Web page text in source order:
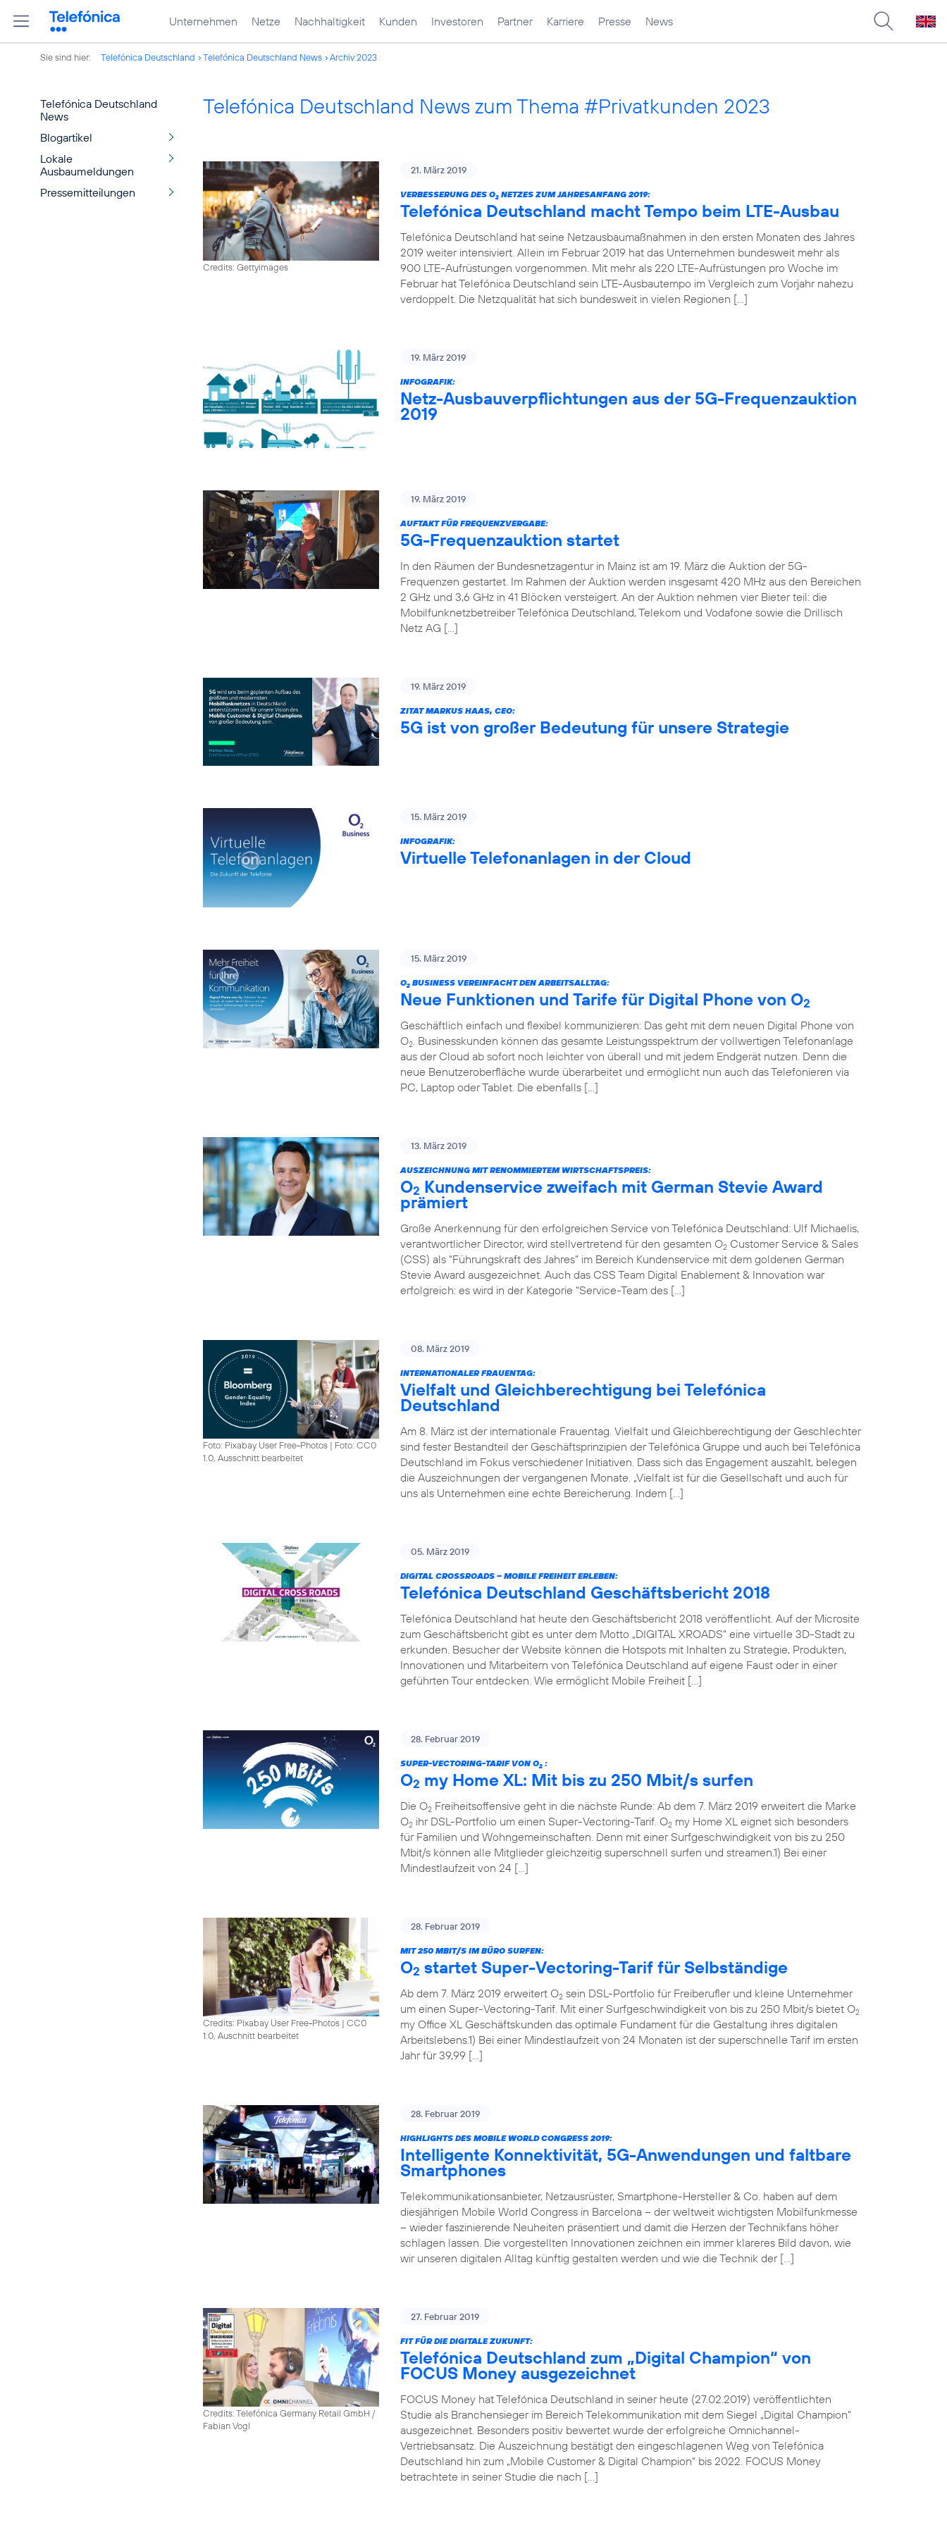
Unternehmen Netze Nachhaltigkeit Kunden Investoren Partner Karriere Presse News
Sie sind hier: Telefónica Deutschland Telefónica Deutschland News Archiv 2023
Telefónica Deutschland
News
Blogartikel
Lokale
Ausbaumeldungen
Pressemitteilungen
Telefónica Deutschland News zum Thema #Privatkunden 2023
Credits: Gettyimages
21. März 2019
VERBESSERUNG DES O2 NETZES ZUM JAHRESANFANG 2019:
Telefónica Deutschland macht Tempo beim LTE-Ausbau
Telefónica Deutschland hat seine Netzausbaumaßnahmen in den ersten Monaten des Jahres
2019 weiter intensiviert. Allein im Februar 2019 hat das Unternehmen bundesweit mehr als
900 LTE-Aufrüstungen vorgenommen. Mit mehr als 220 LTE-Aufrüstungen pro Woche im
Februar hat Telefónica Deutschland sein LTE-Ausbautempo im Vergleich zum Vorjahr nahezu
verdoppelt. Die Netzqualität hat sich bundesweit in vielen Regionen […]
19. März 2019
INFOGRAFIK:
Netz-Ausbauverpflichtungen aus der 5G-Frequenzauktion
2019
19. März 2019
AUFTAKT FÜR FREQUENZVERGABE:
5G-Frequenzauktion startet
In den Räumen der Bundesnetzagentur in Mainz ist am 19. März die Auktion der 5G-
Frequenzen gestartet. Im Rahmen der Auktion werden insgesamt 420 MHz aus den Bereichen
2 GHz und 3,6 GHz in 41 Blöcken versteigert. An der Auktion nehmen vier Bieter teil: die
Mobilfunknetzbetreiber Telefónica Deutschland, Telekom und Vodafone sowie die Drillisch
Netz AG […]
19. März 2019
ZITAT MARKUS HAAS, CEO:
5G ist von großer Bedeutung für unsere Strategie
15. März 2019
INFOGRAFIK:
Virtuelle Telefonanlagen in der Cloud
15. März 2019
O2 BUSINESS VEREINFACHT DEN ARBEITSALLTAG:
Neue Funktionen und Tarife für Digital Phone von O2
Geschäftlich einfach und flexibel kommunizieren: Das geht mit dem neuen Digital Phone von
O2 . Businesskunden können das gesamte Leistungsspektrum der vollwertigen Telefonanlage
aus der Cloud ab sofort noch leichter von überall und mit jedem Endgerät nutzen. Denn die
neue Benutzeroberfläche wurde überarbeitet und ermöglicht nun auch das Telefonieren via
PC, Laptop oder Tablet. Die ebenfalls […]
13. März 2019
AUSZEICHNUNG MIT RENOMMIERTEM WIRTSCHAFTSPREIS:
O2 Kundenservice zweifach mit German Stevie Award
prämiert
Große Anerkennung für den erfolgreichen Service von Telefónica Deutschland: Ulf Michaelis,
verantwortlicher Director, wird stellvertretend für den gesamten O2 Customer Service & Sales
(CSS) als “Führungskraft des Jahres” im Bereich Kundenservice mit dem goldenen German
Stevie Award ausgezeichnet. Auch das CSS Team Digital Enablement & Innovation war
erfolgreich: es wird in der Kategorie “Service-Team des […]
Foto: Pixabay User Free-Photos | Foto: CC0
1.0, Ausschnitt bearbeitet
08. März 2019
INTERNATIONALER FRAUENTAG:
Vielfalt und Gleichberechtigung bei Telefónica
Deutschland
Am 8. März ist der internationale Frauentag. Vielfalt und Gleichberechtigung der Geschlechter
sind fester Bestandteil der Geschäftsprinzipien der Telefónica Gruppe und auch bei Telefónica
Deutschland im Fokus verschiedener Initiativen. Dass sich das Engagement auszahlt, belegen
die Auszeichnungen der vergangenen Monate. „Vielfalt ist für die Gesellschaft und auch für
uns als Unternehmen eine echte Bereicherung. Indem […]
05. März 2019
DIGITAL CROSSROADS – MOBILE FREIHEIT ERLEBEN:
Telefónica Deutschland Geschäftsbericht 2018
Telefónica Deutschland hat heute den Geschäftsbericht 2018 veröffentlicht. Auf der Microsite
zum Geschäftsbericht gibt es unter dem Motto „DIGITAL XROADS“ eine virtuelle 3D-Stadt zu
erkunden. Besucher der Website können die Hotspots mit Inhalten zu Strategie, Produkten,
Innovationen und Mitarbeitern von Telefónica Deutschland auf eigene Faust oder in einer
geführten Tour entdecken. Wie ermöglicht Mobile Freiheit […]
28. Februar 2019
SUPER-VECTORING-TARIF VON O2 :
O2 my Home XL: Mit bis zu 250 Mbit/s surfen
Die O2 Freiheitsoffensive geht in die nächste Runde: Ab dem 7. März 2019 erweitert die Marke
O2 ihr DSL-Portfolio um einen Super-Vectoring-Tarif. O2 my Home XL eignet sich besonders
für Familien und Wohngemeinschaften. Denn mit einer Surfgeschwindigkeit von bis zu 250
Mbit/s können alle Mitglieder gleichzeitig superschnell surfen und streamen.1) Bei einer
Mindestlaufzeit von 24 […]
Credits: Pixabay User Free-Photos | CC0
1.0, Auschnitt bearbeitet
28. Februar 2019
MIT 250 MBIT/S IM BÜRO SURFEN:
O2 startet Super-Vectoring-Tarif für Selbständige
Ab dem 7. März 2019 erweitert O2 sein DSL-Portfolio für Freiberufler und kleine Unternehmer
um einen Super-Vectoring-Tarif. Mit einer Surfgeschwindigkeit von bis zu 250 Mbit/s bietet O2
my Office XL Geschäftskunden das optimale Fundament für die Gestaltung ihres digitalen
Arbeitslebens.1) Bei einer Mindestlaufzeit von 24 Monaten ist der superschnelle Tarif im ersten
Jahr für 39,99 […]
28. Februar 2019
HIGHLIGHTS DES MOBILE WORLD CONGRESS 2019:
Intelligente Konnektivität, 5G-Anwendungen und faltbare
Smartphones
Telekommunikationsanbieter, Netzausrüster, Smartphone-Hersteller & Co. haben auf dem
diesjährigen Mobile World Congress in Barcelona – der weltweit wichtigsten Mobilfunkmesse
– wieder faszinierende Neuheiten präsentiert und damit die Herzen der Technikfans höher
schlagen lassen. Die vorgestellten Innovationen zeichnen ein immer klareres Bild davon, wie
wir unseren digitalen Alltag künftig gestalten werden und wie die Technik der […]
Credits: Telefónica Germany Retail GmbH /
Fabian Vogl
27. Februar 2019
FIT FÜR DIE DIGITALE ZUKUNFT:
Telefónica Deutschland zum „Digital Champion“ von
FOCUS Money ausgezeichnet
FOCUS Money hat Telefónica Deutschland in seiner heute (27.02.2019) veröffentlichten
Studie als Branchensieger im Bereich Telekommunikation mit dem Siegel „Digital Champion“
ausgezeichnet. Besonders positiv bewertet wurde der erfolgreiche Omnichannel-
Vertriebsansatz. Die Auszeichnung bestätigt den eingeschlagenen Weg von Telefónica
Deutschland hin zum „Mobile Customer & Digital Champion“ bis 2022. FOCUS Money
betrachtete in seiner Studie die nach […]